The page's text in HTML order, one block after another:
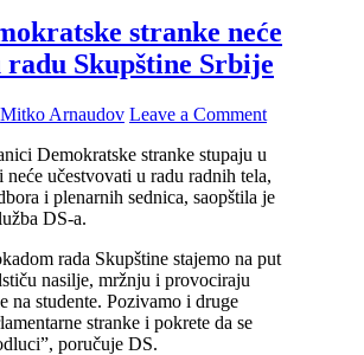
stranke neće
radu Skupštine Srbije
Mitko Arnaudov Leave a Comment
Demokratske stranke stupaju u
neće učestvovati u radu radnih tela,
i plenarnih sednica, saopštila je
DS-a.
rada Skupštine stajemo na put
nasilje, mržnju i provociraju
na studente. Pozivamo i druge
stranke i pokrete da se
poručuje DS.